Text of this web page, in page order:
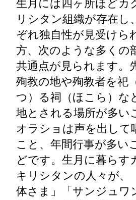
生月には四ヶ所ほどカ
リシタン組織が存在し
ぞれ独自性が見受けら
方、次のような多くの
共通点が見られます。
殉教の地や殉教者を祀
つ）る祠（ほこら）な
地とされる場所が多い
オラショは声を出して
こと、年間行事が多い
どです。生月に暮らす
キリシタンの人々が、
体さま」「サンジュワ